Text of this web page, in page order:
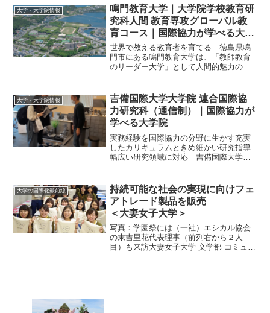
大学・大学院情報
鳴門教育大学｜大学院学校教育研
究科人間 教育専攻グローバル教
育コース｜国際協力が学べる大
学・大学院
世界で教える教育者を育てる 徳島県鳴
門市にある鳴門教育大学は、「教師教育
のリーダー大学」として人間的魅力のあ
1999年からこれまでに60ヵ国以上から
1200人を超える...
大学・大学院情報
吉備国際大学大学院 連合国際協
力研究科（通信制）｜国際協力が
学べる大学院
実務経験を国際協力の分野に生かす充実
したカリキュラムときめ細かい研究指導
幅広い研究領域に対応 吉備国際大学大
「人間の安全保障」「人間中心の開発」
の理念の下、国際社会の多様...
大学の国際化最前線
持続可能な社会の実現に向けフェ
アトレード製品を販売
＜大妻女子大学＞
写真：学園祭には（一社）エシカル協会
の末吉里花代表理事（前列右から２人
目）も来訪大妻女子大学 文学部 コミュニ